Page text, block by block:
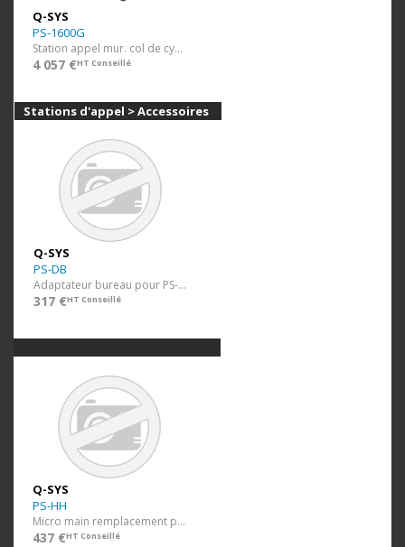
Q-SYS
PS-1600G
Station appel mur. col de cygne 16 btns
4 057 €HT Conseillé
Stations d'appel > Accessoires
Q-SYS
PS-DB
Adaptateur bureau pour PS-TSCG3-H
317 €HT Conseillé
Q-SYS
PS-HH
Micro main remplacement pour PS-TSC3-H
437 €HT Conseillé